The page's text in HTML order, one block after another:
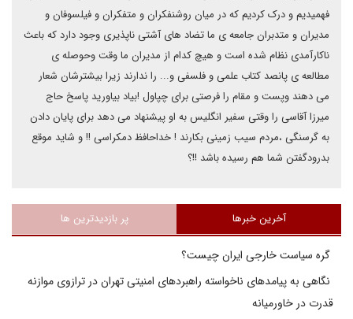
فهمیدیم و درک کردیم که در میان روشنفکران و متفکران و فیلسوفان و
مدیران و متدبران جامعه ی ما تضاد های آشتی ناپذیری وجود دارد که باعث
ناکارآمدی نظام شده است و هیچ کدام از مدیران ما وقت وحوصله ی
مطالعه ی پانصد کتاب علمی و فلسفی و... را ندارند زیرا بیشترشان شعار
می دهند وپست و مقام را فرصتی برای چپاول !بیاد بیاورید پاسخ حاج
میرزا آقاسی را وقتی سفیر انگلیس به او پیشنهاد می دهد برای پایان دادن
به گرسنگی ،مردم سیب زمینی بکارند ! خداحافظ دمکراسی !! و شاید موقع
بدرودگفتن شما هم رسیده باشد !!؟
آخرین خبرها پر بازدیدترین ها
گره سیاست خارجی ایران چیست؟
نگاهی به پیامدهای ناخواسته راهبردهای امنیتی تهران در ترازوی موازنه
قدرت در خاورمیانه